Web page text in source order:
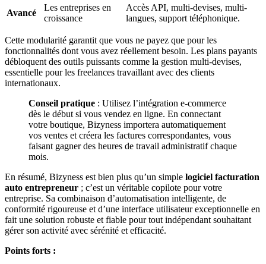
Avancé
Les entreprises en
croissance
Accès API, multi-devises, multi-
langues, support téléphonique.
Cette modularité garantit que vous ne payez que pour les
fonctionnalités dont vous avez réellement besoin. Les plans payants
débloquent des outils puissants comme la gestion multi-devises,
essentielle pour les freelances travaillant avec des clients
internationaux.
Conseil pratique : Utilisez l’intégration e-commerce
dès le début si vous vendez en ligne. En connectant
votre boutique, Bizyness importera automatiquement
vos ventes et créera les factures correspondantes, vous
faisant gagner des heures de travail administratif chaque
mois.
En résumé, Bizyness est bien plus qu’un simple logiciel facturation
auto entrepreneur ; c’est un véritable copilote pour votre
entreprise. Sa combinaison d’automatisation intelligente, de
conformité rigoureuse et d’une interface utilisateur exceptionnelle en
fait une solution robuste et fiable pour tout indépendant souhaitant
gérer son activité avec sérénité et efficacité.
Points forts :